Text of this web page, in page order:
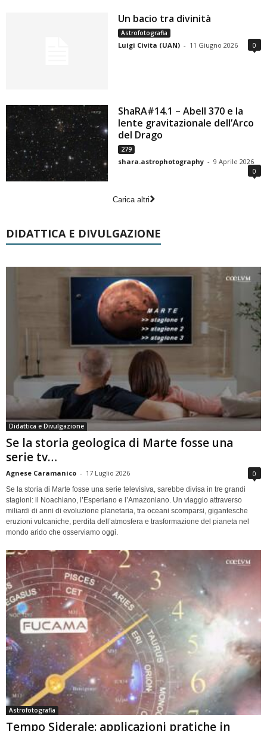
Un bacio tra divinità
Astrofotografia
Luigi Civita (UAN) - 11 Giugno 2026 0
ShaRA#14.1 – Abell 370 e la
lente gravitazionale dell’Arco
del Drago
279
shara.astrophotography - 9 Aprile 2026
0
Carica altri
DIDATTICA E DIVULGAZIONE
Didattica e Divulgazione
Se la storia geologica di Marte fosse una
serie tv…
Agnese Caramanico - 17 Luglio 2026 0
Se la storia di Marte fosse una serie televisiva, sarebbe divisa in tre grandi
stagioni: il Noachiano, l’Esperiano e l’Amazoniano. Un viaggio attraverso
miliardi di anni di evoluzione planetaria, tra oceani scomparsi, gigantesche
eruzioni vulcaniche, perdita dell’atmosfera e trasformazione del pianeta nel
mondo arido che osserviamo oggi.
Astrofotografia
Tempo Siderale: applicazioni pratiche in